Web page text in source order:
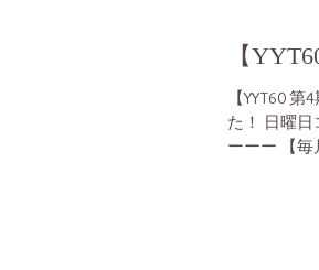
【
【YYT60
た！ 日曜
ーーー 【